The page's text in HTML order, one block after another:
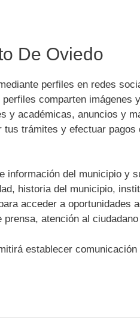
De Oviedo
perfiles en redes
comparten imágenes
y académicas, anuncios y
trámites y efectuar pagos
información del municipio y
historia del municipio,
acceder a oportunidades
atención al
establecer